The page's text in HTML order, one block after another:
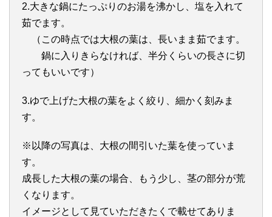
2.大きな鍋にたっぷりのお湯を沸かし、塩を入れて
茹でます。
（この時点では大根の葉は、長いまま茹でます。
鍋に入りきらなければ、半分くらいの長さに切
ってもいいです）
3.ゆで上げた大根の葉をよく絞り、細かく刻みま
す。
※以降の写真は、大根の間引いた葉を使っていま
す。
成長した大根の葉の場合、もう少し、茎の部分が荒
くなります。
イメージとして見ていただきたくで載せてありま